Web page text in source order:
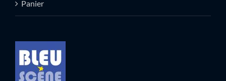
Panier